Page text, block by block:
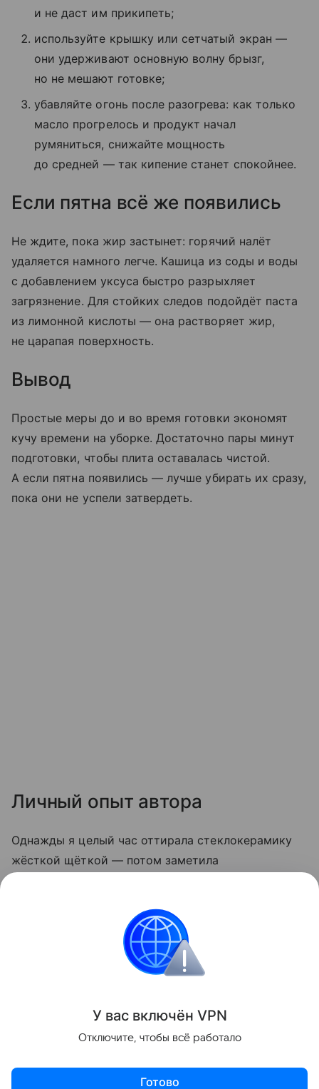
и не даст им прикипеть;
используйте крышку или сетчатый экран —
они удерживают основную волну брызг,
но не мешают готовке;
убавляйте огонь после разогрева: как только
масло прогрелось и продукт начал
румяниться, снижайте мощность
до средней — так кипение станет спокойнее.
Если пятна всё же появились
Не ждите, пока жир застынет: горячий налёт
удаляется намного легче. Кашица из соды и воды
с добавлением уксуса быстро разрыхляет
загрязнение. Для стойких следов подойдёт паста
из лимонной кислоты — она растворяет жир,
не царапая поверхность.
Вывод
Простые меры до и во время готовки экономят
кучу времени на уборке. Достаточно пары минут
подготовки, чтобы плита оставалась чистой.
А если пятна появились — лучше убирать их сразу,
пока они не успели затвердеть.
Личный опыт автора
Однажды я целый час оттирала стеклокерамику
жёсткой щёткой — потом заметила
стороной губки и содой. Теперь плита выглядит
опрятно даже после самых «бурных» блюд.
У вас включён VPN
Отключите, чтобы всё работало
Готово